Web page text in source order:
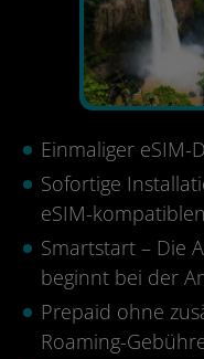
Einmaliger eSIM-
Sofortige
eSIM-
Smartstart – Die
beginnt bei der
Prepaid ohne
Roaming-